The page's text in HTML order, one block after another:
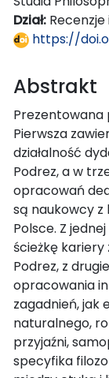
Dział:
https://
Abstrakt
Prezentowana
Pierwsza
działalność
Podrez, a w
opracowań
są naukowcy z
Polsce. Z
ścieżkę kariery
Podrez, z
opracowania
zagadnień, jak
naturalnego,
przyjaźni,
specyfika